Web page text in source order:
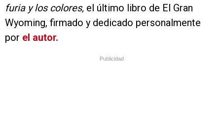
furia y los colores, el último libro de El Gran
Wyoming, firmado y dedicado personalmente
por el autor.
Publicidad